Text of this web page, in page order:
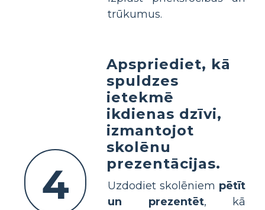
trūkumus.
4
Apspriediet, kā
spuldzes
ietekmē
ikdienas dzīvi,
izmantojot
skolēnu
prezentācijas.
Uzdodiet skolēniem pētīt
un prezentēt, kā